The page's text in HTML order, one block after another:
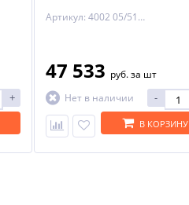
+
Артикул: 4002 05/51HK-505
47 533 руб.за шт
Нет в наличии
-
В КОРЗИНУ